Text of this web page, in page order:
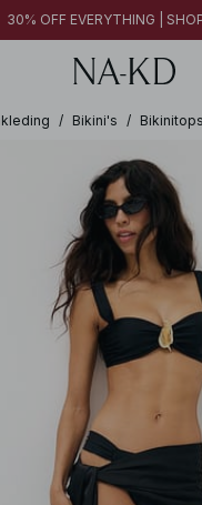
30% OFF EVERYTHING |
/ Bikini's / Bikinitops